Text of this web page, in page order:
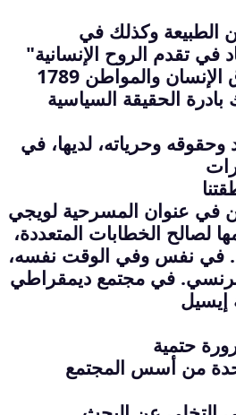
الطبيعة وكذلك في
في تقدم الروح الإنسانية"
إعلان حقوق الإنسان والمواطن 1789
الحقيقة السياسية
وحرياته، لديها، في
في عنوان المسرحية لويجي
في نفس وفي الوقت نفسه،
في مجتمع ديمقراطي
إيسيل
من أسس المجتمع